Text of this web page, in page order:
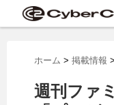
ホーム > 掲載情報 >
週刊ファ